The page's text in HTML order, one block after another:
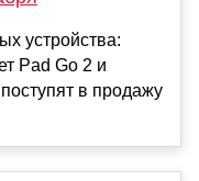
устройства:
Pad Go 2 и
в продажу